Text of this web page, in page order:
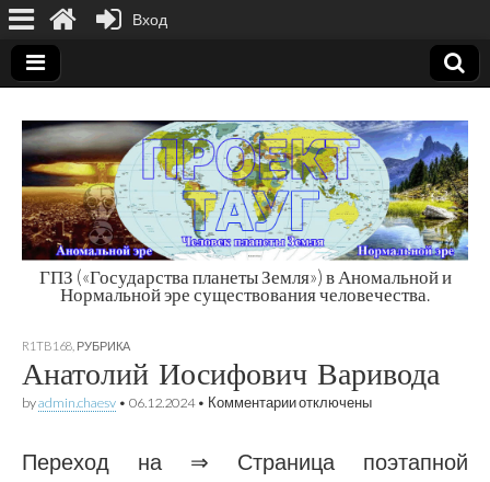
Государства
планеты Земля
ГПЗ («Государства планеты Земля») в Аномальной и
Нормальной эре существования человечества.
R1TB168 РУБРИКА
Анатолий Иосифович Варивода
byadmin.chaesv • 06.12.2024• Комментариик
Иосифович
Варивода
отключены
Переход на ⇒ Страница поэтапной
Вход